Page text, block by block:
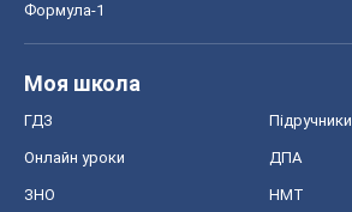
Формула-1
Моя школа
ГДЗ Підручники
Онлайн уроки ДПА
ЗНО НМТ